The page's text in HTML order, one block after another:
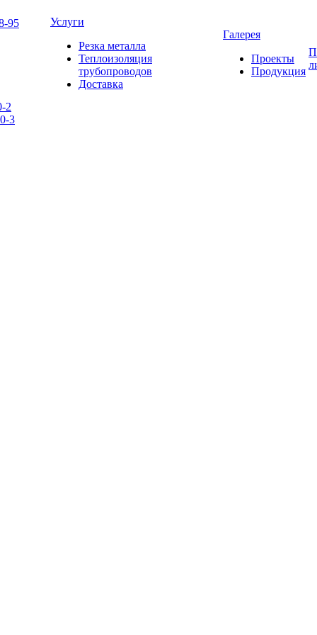
95
2
3
Услуги
Резка металла
Теплоизоляция
трубопроводов
Доставка
Галерея
Проекты
Продукция